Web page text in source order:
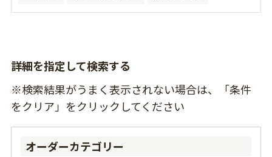
詳細を指定して検索する
※検索結果がうまく表示されない場合は、「条件
をクリア」をクリックしてください
オーダーカテゴリー